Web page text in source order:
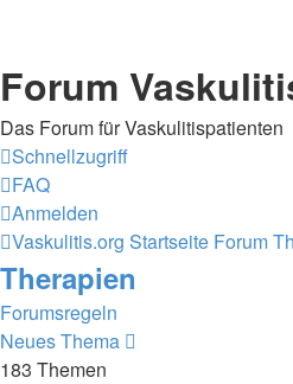
Forum
Das Forum für Vaskulitispatienten
Schnellzugriff
FAQ
Anmelden
Vaskulitis.org Startseite Forum
Therapien
Forumsregeln
Neues Thema
183 Themen